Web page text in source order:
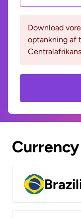
Download
optankning af